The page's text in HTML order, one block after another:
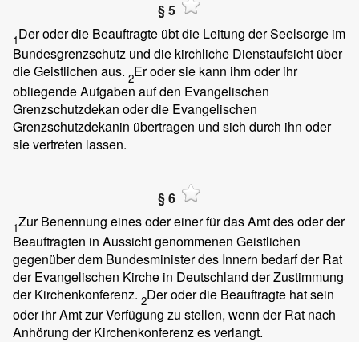
§ 5
1Der oder die Beauftragte übt die Leitung der Seelsorge im
Bundesgrenzschutz und die kirchliche Dienstaufsicht über
die Geistlichen aus. 2Er oder sie kann ihm oder ihr
obliegende Aufgaben auf den Evangelischen
Grenzschutzdekan oder die Evangelischen
Grenzschutzdekanin übertragen und sich durch ihn oder
sie vertreten lassen.
§ 6
1Zur Benennung eines oder einer für das Amt des oder der
Beauftragten in Aussicht genommenen Geistlichen
gegenüber dem Bundesminister des Innern bedarf der Rat
der Evangelischen Kirche in Deutschland der Zustimmung
der Kirchenkonferenz. 2Der oder die Beauftragte hat sein
oder ihr Amt zur Verfügung zu stellen, wenn der Rat nach
Anhörung der Kirchenkonferenz es verlangt.